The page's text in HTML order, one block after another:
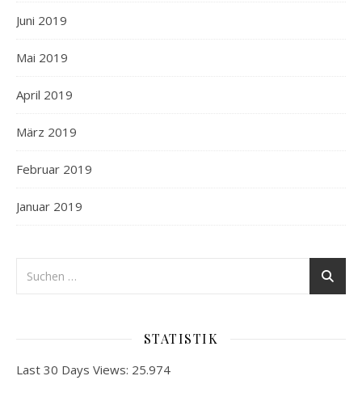
Juni 2019
Mai 2019
April 2019
März 2019
Februar 2019
Januar 2019
STATISTIK
Last 30 Days Views: 25.974